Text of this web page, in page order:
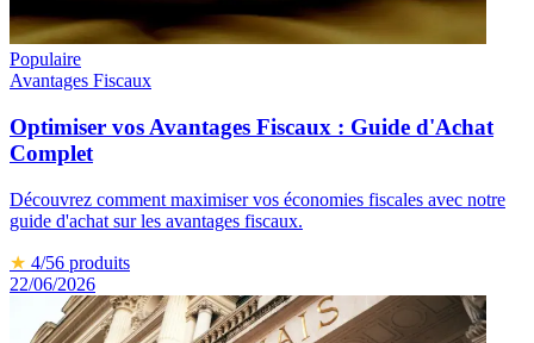
Populaire
Avantages Fiscaux
Optimiser vos Avantages Fiscaux : Guide d'Achat
Complet
Découvrez comment maximiser vos économies fiscales avec notre
guide d'achat sur les avantages fiscaux.
★ 4/56 produits
22/06/2026